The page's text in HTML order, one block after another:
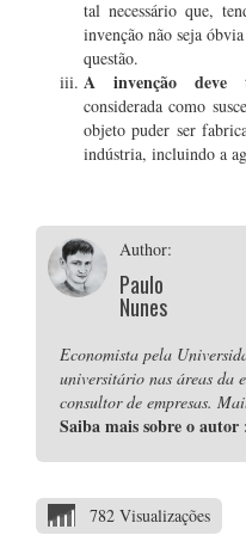
tal necessário que,
invenção não seja
questão.
A invenção deve
considerada como
objeto puder ser
indústria, incluindo a
Author:
Paulo
Nunes
Economista pela
universitário nas áreas da
consultor de empresas.
Saiba mais sobre o autor
782 Visualizações